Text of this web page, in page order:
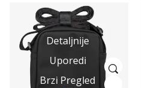
Detaljnije
Uporedi
Brzi Pregled